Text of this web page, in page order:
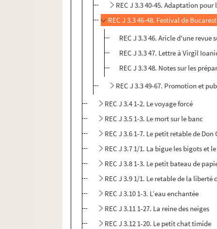
REC J 3.3 40-45. Adaptation
REC J 3.3 46-48. Festival de
REC J 3.3 46. Aricle d'une
REC J 3.3 47. Lettre à Virgil
REC J 3.3 48. Notes sur les
REC J 3.3 49-67. Promotion et
REC J 3.4 1-2. Le voyage forcé
REC J 3.5 1-3. Le mort sur le banc
REC J 3.6 1-7. Le petit retable de
REC J 3.7 1/1. La bigue les bigots et
REC J 3.8 1-3. Le petit bateau de
REC J 3.9 1/1. Le retable de la liberté
REC J 3.10 1-3. L’eau enchantée
REC J 3.11 1-27. La reine des neiges
REC J 3.12 1-20. Le petit chat timide